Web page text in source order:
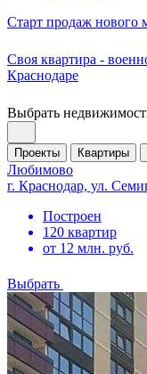
Старт продаж
Своя квартира -
Краснодаре
Выбрать
Проекты Квартиры
Любимово
г. Краснодар, ул.
Построен
120 квартир
от 12 млн. руб.
Выбрать